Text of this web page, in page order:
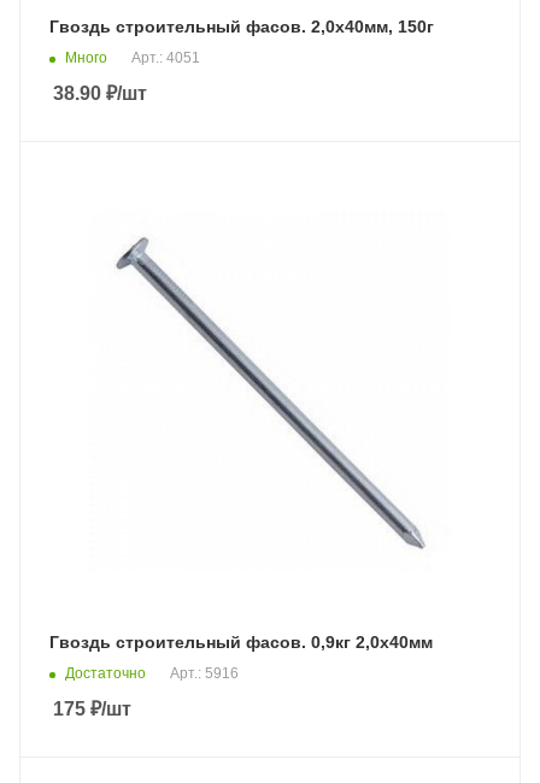
Гвоздь строительный фасов. 2,0х40мм, 150г
Много Арт.: 4051
38.90 ₽/шт
Гвоздь строительный фасов. 0,9кг 2,0х40мм
Достаточно Арт.: 5916
175 ₽/шт